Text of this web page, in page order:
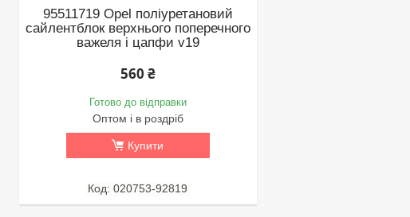
95511719 Opel поліуретановий
сайлентблок верхнього поперечного
важеля і цапфи v19
560 ₴
Готово до відправки
Оптом і в роздріб
Купити
020753-92819